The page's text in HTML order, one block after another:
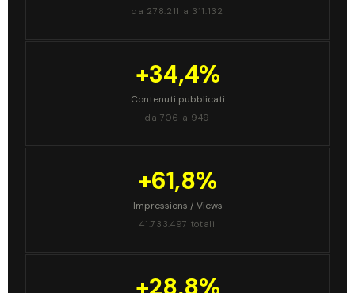
da 278.211 a 311.132
+34,4%
Contenuti pubblicati
da 706 a 949
+61,8%
Impressions / Views
41.733.497 totali
+28,8%